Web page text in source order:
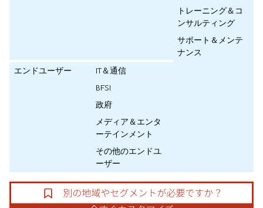
トレーニング＆コ
ンサルティング
サポート＆メンテ
ナンス
エンドユーザー
IT＆通信
BFSI
政府
メディア＆エンタ
ーテインメント
その他のエンドユ
ーザー